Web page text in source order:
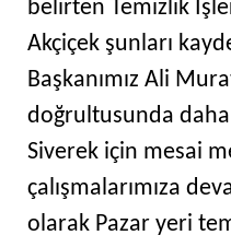
belirten Temizlik
Akçiçek şunları
Başkanımız Ali
doğrultusunda
Siverek için mesai
çalışmalarımıza
olarak Pazar yeri